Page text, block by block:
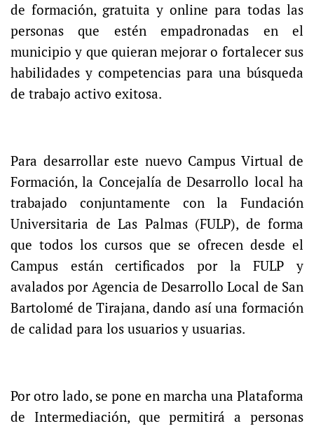
de formación, gratuita y online para todas las
personas que estén empadronadas en el
municipio y que quieran mejorar o fortalecer sus
habilidades y competencias para una búsqueda
de trabajo activo exitosa.
Para desarrollar este nuevo Campus Virtual de
Formación, la Concejalía de Desarrollo local ha
trabajado conjuntamente con la Fundación
Universitaria de Las Palmas (FULP), de forma
que todos los cursos que se ofrecen desde el
Campus están certificados por la FULP y
avalados por Agencia de Desarrollo Local de San
Bartolomé de Tirajana, dando así una formación
de calidad para los usuarios y usuarias.
Por otro lado, se pone en marcha una Plataforma
de Intermediación, que permitirá a personas